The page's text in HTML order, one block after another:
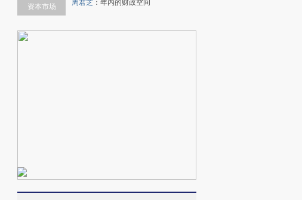
资本市场 周君芝 ： 年内的财政空间